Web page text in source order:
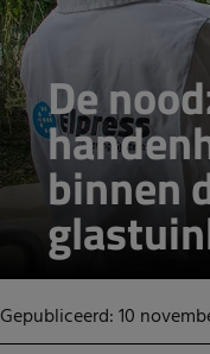
De
binnen
Gepubliceerd: 10